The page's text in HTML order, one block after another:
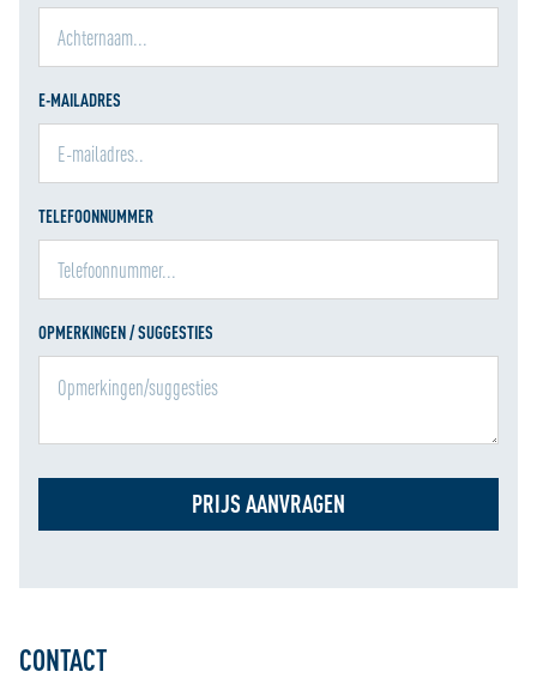
E-MAILADRES
TELEFOONNUMMER
OPMERKINGEN / SUGGESTIES
PRIJS AANVRAGEN
CONTACT